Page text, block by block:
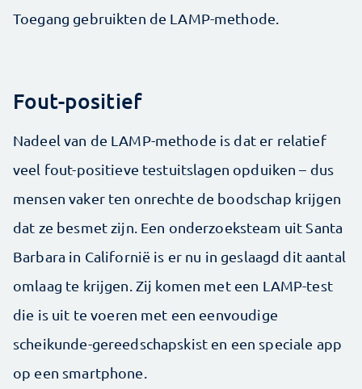
Toegang gebruikten de LAMP-methode.
Fout-positief
Nadeel van de LAMP-methode is dat er relatief
veel fout-positieve testuitslagen opduiken – dus
mensen vaker ten onrechte de boodschap krijgen
dat ze besmet zijn. Een onderzoeksteam uit Santa
Barbara in Californië is er nu in geslaagd dit aantal
omlaag te krijgen. Zij komen met een LAMP-test
die is uit te voeren met een eenvoudige
scheikunde-gereedschapskist en een speciale app
op een smartphone.